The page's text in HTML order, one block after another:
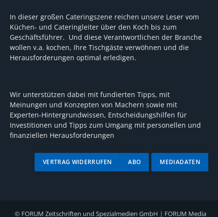
In dieser großen Cateringszene reichen unsere Leser vom
Küchen- und Cateringleiter über den Koch bis zum
Geschäftsführer. Und diese Verantwortlichen der Branche
wollen v.a. kochen, Ihre Tischgäste verwöhnen und die
Herausforderungen optimal erledigen.
Wir unterstützen dabei mit fundierten Tipps, mit
Meinungen und Konzepten von Machern sowie mit
Experten-Hintergrundwissen, Entscheidungshilfen für
Investitionen und Tipps zum Umgang mit personellen und
finanziellen Herausforderungen
MEDIADATEN
ABO
VERTRAG WIDERRUFEN
© FORUM Zeitschriften und Spezialmedien GmbH | FORUM Media